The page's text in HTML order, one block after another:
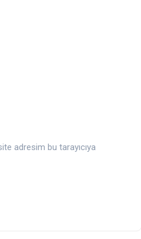
adresim bu tarayıcıya